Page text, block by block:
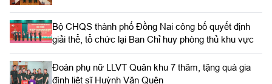
Bộ CHQS thành phố Đồng Nai công bố quyết định
giải thể, tổ chức lại Ban Chỉ huy phòng thủ khu vực
Đoàn phụ nữ LLVT Quân khu 7 thăm, tặng quà gia
đình liệt sĩ Huỳnh Văn Quên